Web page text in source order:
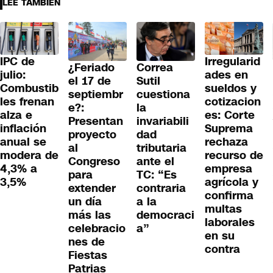
LEE TAMBIÉN
IPC de
julio:
Combustib
les frenan
alza e
inflación
anual se
modera de
4,3% a
3,5%
¿Feriado
el 17 de
septiembr
e?:
Presentan
proyecto
al
Congreso
para
extender
un día
más las
celebracio
nes de
Fiestas
Patrias
Correa
Sutil
cuestiona
la
invariabili
dad
tributaria
ante el
TC: “Es
contraria
a la
democraci
a”
Irregularid
ades en
sueldos y
cotizacion
es: Corte
Suprema
rechaza
recurso de
empresa
agrícola y
confirma
multas
laborales
en su
contra